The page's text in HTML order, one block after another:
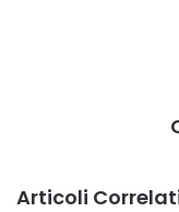
Articoli